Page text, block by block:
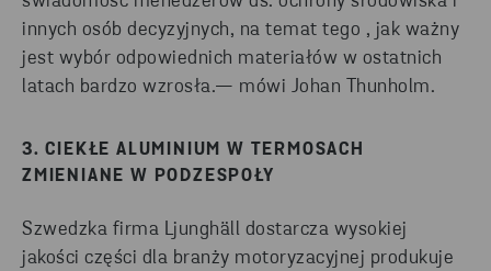
innych osób decyzyjnych, na temat tego , jak ważny
jest wybór odpowiednich materiałów w ostatnich
latach bardzo wzrosła.— mówi Johan Thunholm.
3. CIEKŁE ALUMINIUM W TERMOSACH
ZMIENIANE W PODZESPOŁY
Szwedzka firma Ljunghäll dostarcza wysokiej
jakości części dla branży motoryzacyjnej produkuje